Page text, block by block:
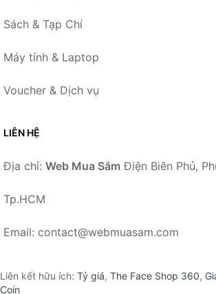
Sách & Tạp Chí
Máy tính & Laptop
Voucher & Dịch vụ
LIÊN HỆ
Địa chỉ: Web Mua Sắm Điện Biên Phủ,
Tp.HCM
Email: contact@webmuasam.com
Liên kết hữu ích: Tỷ giá, The Face Shop 360,
Coin